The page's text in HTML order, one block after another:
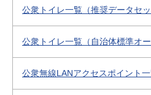
公衆トイレ一覧（推奨データセッ
公衆トイレ一覧（自治体標準オ
公衆無線LANアクセスポイント